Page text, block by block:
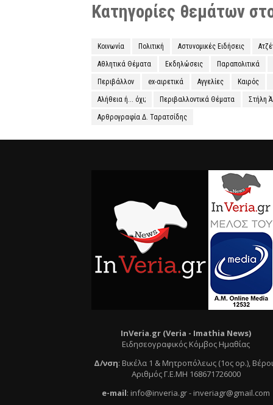
Κατηγορίες θεμάτων
Κοινωνία Πολιτική Αστυνομικές Ειδήσεις
Αθλητικά Θέματα Εκδηλώσεις Παραπολιτικά
Περιβάλλον ex-αιρετικά Αγγελίες Καιρός
Αλήθεια ή... όχι; Περιβαλλοντικά Θέματα Στήλη
Αρθρογραφία Δ. Ταρατσίδης
InVeria.gr (Veria - Ιmathia News)
Ειδησεογραφικός Κόμβος Ημαθίας
Δ/νση: Βικέλα 1 & Μητροπόλεως (1ος ορ.),
Αριθμός Γ.Ε.ΜΗ 168671726000
e-mail: info@inveria.gr- inveriagr@gmail.com